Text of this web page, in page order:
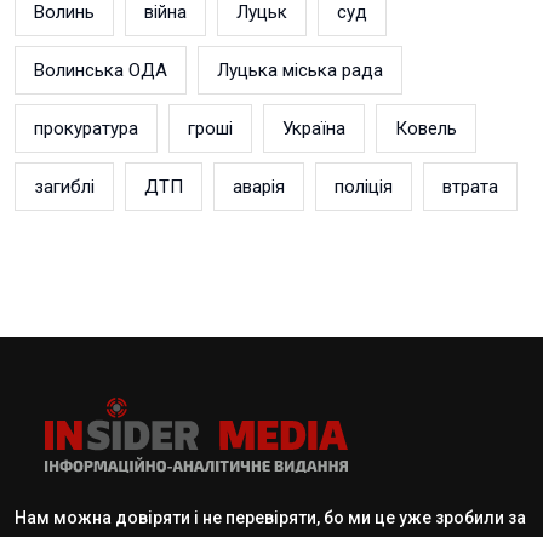
Волинь війна Луцьк суд
Волинська ОДА Луцька міська рада
прокуратура гроші Україна Ковель
загиблі ДТП аварія поліція втрата
Нам можна довіряти і не перевіряти, бо ми це уже зробили за